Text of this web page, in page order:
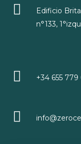
Edificio
n°133,
+34 655 779